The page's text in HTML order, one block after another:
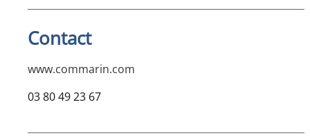
Contact
www.commarin.com
03 80 49 23 67